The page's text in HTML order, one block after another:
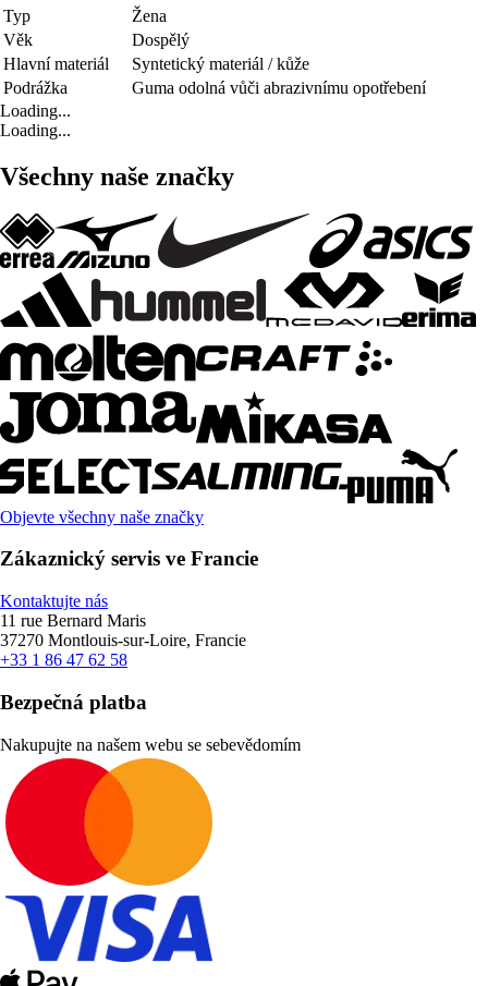
Typ
Žena
Věk
Dospělý
Hlavní materiál
Syntetický materiál / kůže
Podrážka
Guma odolná vůči abrazivnímu opotřebení
Loading...
Loading...
Všechny naše značky
Objevte všechny naše značky
Zákaznický servis ve Francie
Kontaktujte nás
11 rue Bernard Maris
37270 Montlouis-sur-Loire, Francie
+33 1 86 47 62 58
Bezpečná platba
Nakupujte na našem webu se sebevědomím